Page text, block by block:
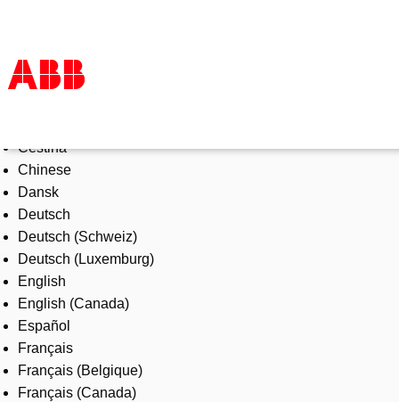
Products & Solutions
Industries
Services
About us
Where to buy
Contact us
Careers
Čeština
Chinese
Dansk
Deutsch
Deutsch (Schweiz)
Deutsch (Luxemburg)
English
English (Canada)
Español
Français
Français (Belgique)
Français (Canada)